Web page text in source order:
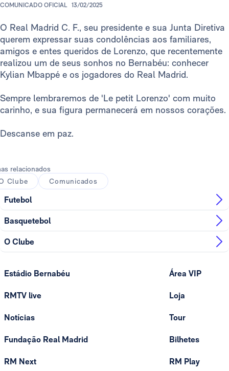
COMUNICADO OFICIAL 13/02/2025
O Real Madrid C. F., seu presidente e sua Junta Diretiva
querem expressar suas condolências aos familiares,
amigos e entes queridos de Lorenzo, que recentemente
realizou um de seus sonhos no Bernabéu: conhecer
Kylian Mbappé e os jogadores do Real Madrid.
Sempre lembraremos de 'Le petit Lorenzo' com muito
carinho, e sua figura permanecerá em nossos corações.
Descanse em paz.
relacionados
Clube
Comunicados
Futebol
Basquetebol
O Clube
Estádio Bernabéu
RMTV live
Notícias
Fundação Real Madrid
RM Next
Área VIP
Loja
Tour
Bilhetes
RM Play